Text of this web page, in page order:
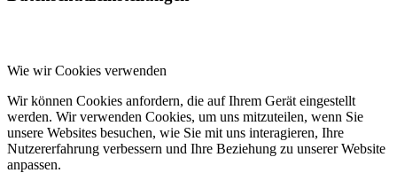
Wie wir Cookies verwenden
Wir können Cookies anfordern, die auf Ihrem Gerät eingestellt
werden. Wir verwenden Cookies, um uns mitzuteilen, wenn Sie
unsere Websites besuchen, wie Sie mit uns interagieren, Ihre
Nutzererfahrung verbessern und Ihre Beziehung zu unserer Website
anpassen.